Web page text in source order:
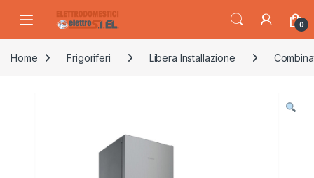
0
Home Frigoriferi Libera Installazione